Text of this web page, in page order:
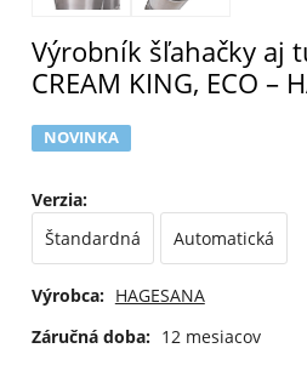
Výrobník šľahačky aj
CREAM KING, ECO –
NOVINKA
Verzia:
Štandardná
Automatická
Výrobca: HAGESANA
Záručná doba: 12 mesiacov